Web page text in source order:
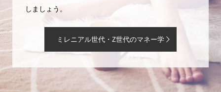
しましょう。
ミレニアル世代・Z世代のマネー学